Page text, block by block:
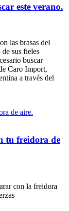
este verano.
las brasas del
de sus fieles
buscar
Caro Import,
a través del
tu freidora de
con la freidora